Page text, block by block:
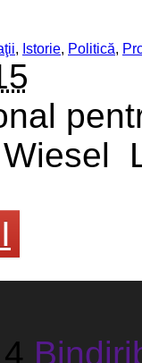
, Istorie, Politică,